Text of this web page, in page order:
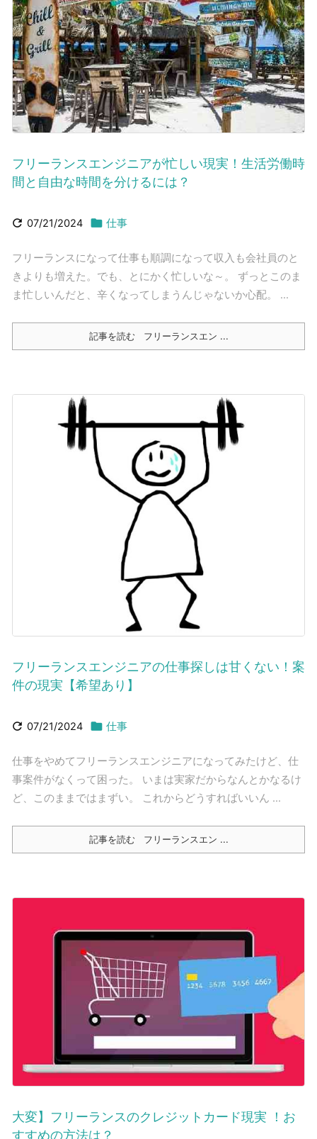
フリーランスエンジニアが忙しい現実！生活労働時
間と自由な時間を分けるには？
 07/21/2024  仕事
フリーランスになって仕事も順調になって収入も会社員のと
きよりも増えた。でも、とにかく忙しいな～。 ずっとこのま
ま忙しいんだと、辛くなってしまうんじゃないか心配。 ...
記事を読む フリーランスエン ...
フリーランスエンジニアの仕事探しは甘くない！案
件の現実【希望あり】
 07/21/2024  仕事
仕事をやめてフリーランスエンジニアになってみたけど、仕
事案件がなくって困った。 いまは実家だからなんとかなるけ
ど、このままではまずい。 これからどうすればいいん ...
記事を読む フリーランスエン ...
大変】フリーランスのクレジットカード現実 ！お
すすめの方法は？